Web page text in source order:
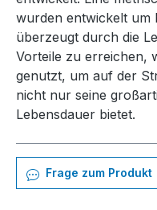
wurden entwickelt um
überzeugt durch die
Vorteile zu erreichen,
genutzt, um auf der
nicht nur seine
Lebensdauer bietet.
Frage zum Produkt